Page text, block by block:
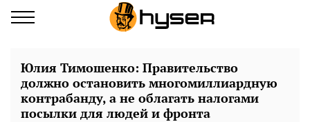
Юлия Тимошенко: Правительство
должно остановить многомиллиардную
контрабанду, а не облагать налогами
посылки для людей и фронта